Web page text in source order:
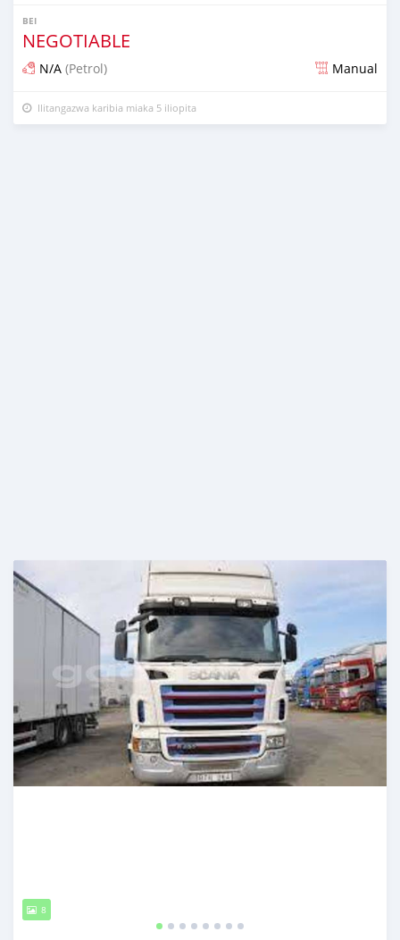
BEI
NEGOTIABLE
N/A (Petrol) Manual
Ilitangazwa karibia miaka 5 iliopita
8